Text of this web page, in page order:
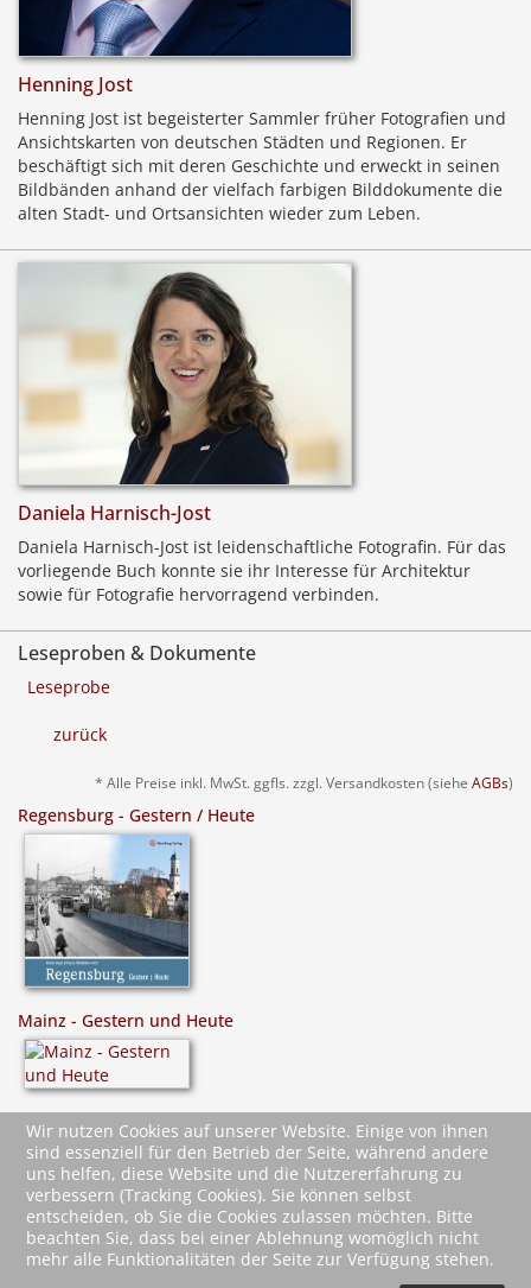
Henning Jost
Henning Jost ist begeisterter Sammler früher Fotografien und
Ansichtskarten von deutschen Städten und Regionen. Er
beschäftigt sich mit deren Geschichte und erweckt in seinen
Bildbänden anhand der vielfach farbigen Bilddokumente die
alten Stadt- und Ortsansichten wieder zum Leben.
Daniela Harnisch-Jost
Daniela Harnisch-Jost ist leidenschaftliche Fotografin. Für das
vorliegende Buch konnte sie ihr Interesse für Architektur
sowie für Fotografie hervorragend verbinden.
Leseproben & Dokumente
Leseprobe
zurück
* Alle Preise inkl. MwSt. ggfls. zzgl. Versandkosten (siehe AGBs)
Regensburg - Gestern / Heute
Mainz - Gestern und Heute
Stralsund - Gestern und Heute
Wir nutzen Cookies auf unserer Website. Einige von ihnen
sind essenziell für den Betrieb der Seite, während andere
uns helfen, diese Website und die Nutzererfahrung zu
verbessern (Tracking Cookies). Sie können selbst
entscheiden, ob Sie die Cookies zulassen möchten. Bitte
beachten Sie, dass bei einer Ablehnung womöglich nicht
mehr alle Funktionalitäten der Seite zur Verfügung stehen.